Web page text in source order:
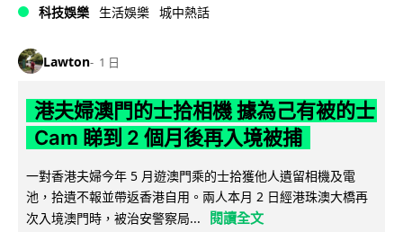
科技娛樂 生活娛樂 城中熱話
Lawton 1 日
港夫婦澳門的士拾相機 據為己有被的士
Cam 睇到 2 個月後再入境被捕
一對香港夫婦今年 5 月遊澳門乘的士拾獲他人遺留相機及電
池，拾遺不報並帶返香港自用。兩人本月 2 日經港珠澳大橋再
次入境澳門時，被治安警察局...
閱讀全文